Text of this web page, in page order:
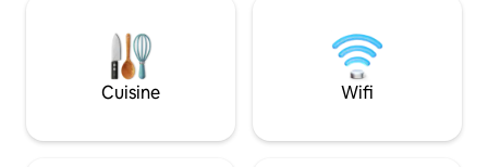
canapé-lit de luxe pour 4 personnes,
d'une cuisine bien aménagée et de
nombreuses serviettes douces, d'une
télévision à écran plat de 70 pouces.
grands groupes qui cherchent à rester
baignoire sur
d'espace pour se
2 personnes (et/
linge et sèche-linge. Nous
l'autre côté de la
Cuisine Wifi